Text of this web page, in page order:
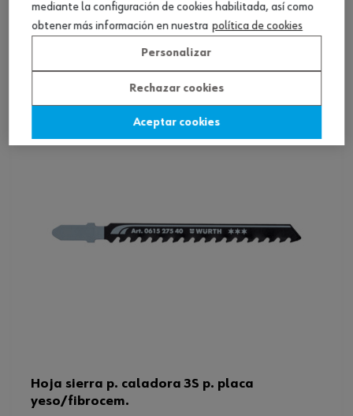
Hoja sierra p. calador. 2S p. mad. clav., co.
cur.
Hoja sierra p. caladora 3S p. placa
yeso/fibrocem.
mediante la configuración de cookies habilitada, así como
obtener más información en nuestra política de cookies
Personalizar
Rechazar cookies
Aceptar cookies